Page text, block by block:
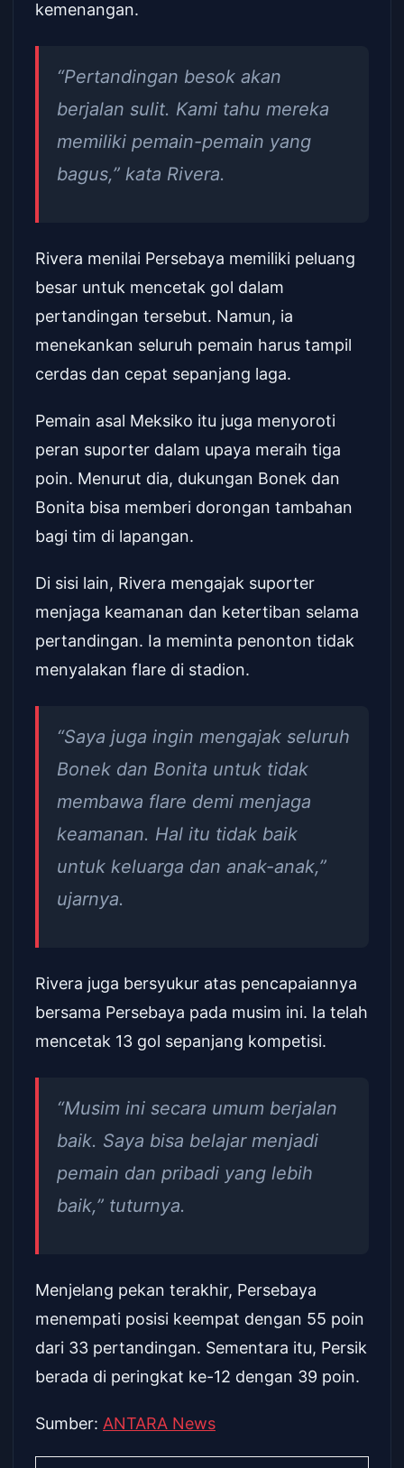
kemenangan.
“Pertandingan besok akan
berjalan sulit. Kami tahu mereka
memiliki pemain-pemain yang
bagus,” kata Rivera.
Rivera menilai Persebaya memiliki peluang
besar untuk mencetak gol dalam
pertandingan tersebut. Namun, ia
menekankan seluruh pemain harus tampil
cerdas dan cepat sepanjang laga.
Pemain asal Meksiko itu juga menyoroti
peran suporter dalam upaya meraih tiga
poin. Menurut dia, dukungan Bonek dan
Bonita bisa memberi dorongan tambahan
bagi tim di lapangan.
Di sisi lain, Rivera mengajak suporter
menjaga keamanan dan ketertiban selama
pertandingan. Ia meminta penonton tidak
menyalakan flare di stadion.
“Saya juga ingin mengajak seluruh
Bonek dan Bonita untuk tidak
membawa flare demi menjaga
keamanan. Hal itu tidak baik
untuk keluarga dan anak-anak,”
ujarnya.
Rivera juga bersyukur atas pencapaiannya
bersama Persebaya pada musim ini. Ia telah
mencetak 13 gol sepanjang kompetisi.
“Musim ini secara umum berjalan
baik. Saya bisa belajar menjadi
pemain dan pribadi yang lebih
baik,” tuturnya.
Menjelang pekan terakhir, Persebaya
menempati posisi keempat dengan 55 poin
dari 33 pertandingan. Sementara itu, Persik
berada di peringkat ke-12 dengan 39 poin.
Sumber: ANTARA News